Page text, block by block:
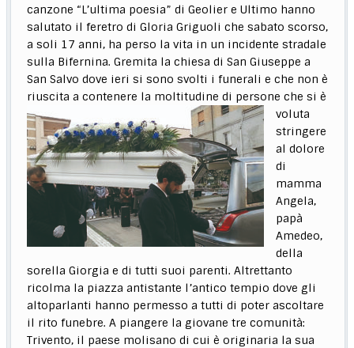
canzone “L’ultima poesia” di Geolier e Ultimo hanno
salutato il feretro di Gloria Griguoli che sabato scorso,
a soli 17 anni, ha perso la vita in un incidente stradale
sulla Bifernina. Gremita la chiesa di San Giuseppe a
San Salvo dove ieri si sono svolti i funerali e che non è
riuscita a contenere la moltitudine di persone chesi è
voluta
stringere
al dolore
di
mamma
Angela,
papà
Amedeo,
della
sorella Giorgia e di tutti suoi parenti. Altrettanto
ricolma la piazza antistante l’antico tempio dove gli
altoparlanti hanno permesso a tutti di poter ascoltare
il rito funebre. A piangere la giovane tre comunità:
Trivento, il paese molisano di cui è originaria la sua